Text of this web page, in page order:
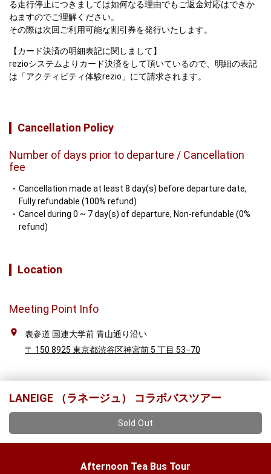
る走行停止につきましては如何なる理由でもご返金対応はできか
ねますのでご理解ください。
その際は次回ご利用可能な割引券を発行いたします。
【カード決済の明細表記に関しまして】
rezioシステムよりカード決済をして頂いているので、明細の表記
は「アクティビティ体験rezio」にて請求されます。
Cancellation Policy
Number of days prior to departure / Cancellation
fee
Cancellation made at least 8 day(s) before departure date,
Fully refundable (100% refund)
Cancel during 0 ~ 7 day(s) of departure, Non-refundable (0%
refund)
Location
Meeting Point Info
表参道 国連大学前 青山通り沿い
〒 150 8925 東京都渋谷区神宮前 5 丁目 53−70
LANEIGE （ラネージュ） コラボバスツアー
Sold Out
Afternoon Tea Bus Tour